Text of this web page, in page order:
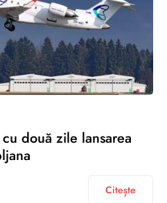
două zile lansarea
Citește